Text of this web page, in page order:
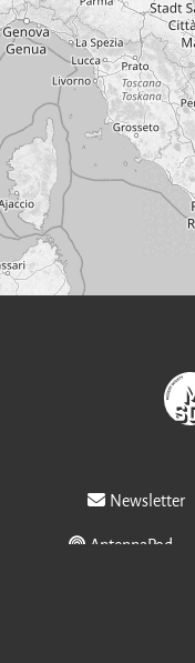
Newsletter
AntennaPod